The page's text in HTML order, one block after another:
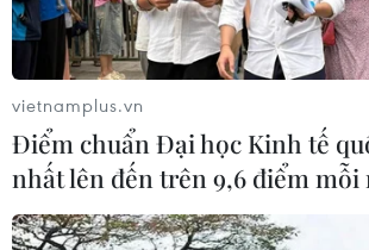
vietnamplus.vn
Điểm chuẩn Đại học Kinh tế
nhất lên đến trên 9,6 điểm mỗi